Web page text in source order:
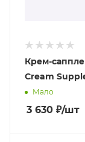
Крем-
Cream
Мало
3 630 ₽/шт